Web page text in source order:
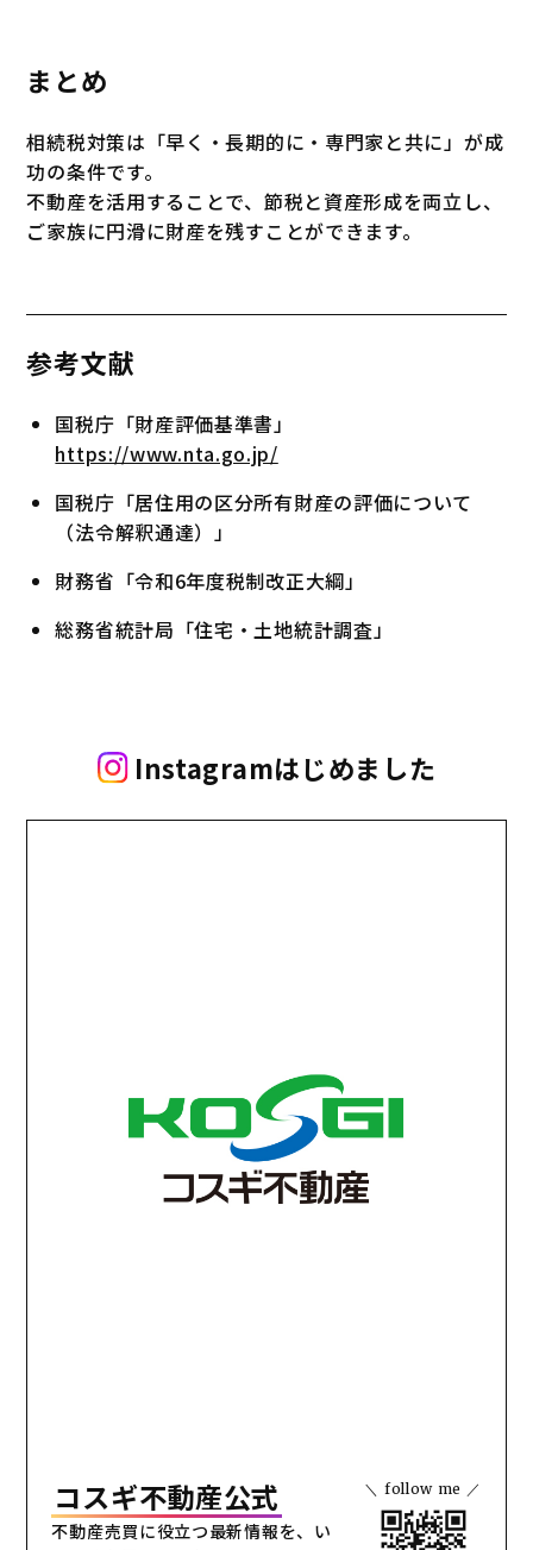
まとめ
相続税対策は「早く・長期的に・専門家と共に」が成
功の条件です。
不動産を活用することで、節税と資産形成を両立し、
ご家族に円滑に財産を残すことができます。
参考文献
国税庁「財産評価基準書」
https://www.nta.go.jp/
国税庁「居住用の区分所有財産の評価について
（法令解釈通達）」
財務省「令和6年度税制改正大綱」
総務省統計局「住宅・土地統計調査」
Instagramはじめました
コスギ不動産公式
不動産売買に役立つ最新情報を、 い
＼ follow me ／